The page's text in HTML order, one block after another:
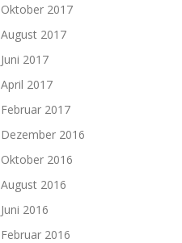
Oktober 2017
August 2017
Juni 2017
April 2017
Februar 2017
Dezember 2016
Oktober 2016
August 2016
Juni 2016
Februar 2016